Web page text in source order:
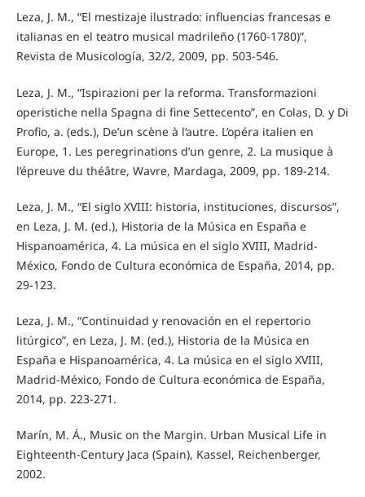
Leza, J. M., “El mestizaje ilustrado: influencias francesas e
italianas en el teatro musical madrileño (1760-1780)”,
Revista de Musicología, 32/2, 2009, pp. 503-546.
Leza, J. M., “Ispirazioni per la reforma. Transformazioni
operistiche nella Spagna di fine Settecento”, en Colas, D. y Di
Profio, a. (eds.), De’un scène à l’autre. L’opéra italien en
Europe, 1. Les peregrinations d’un genre, 2. La musique à
l’épreuve du théâtre, Wavre, Mardaga, 2009, pp. 189-214.
Leza, J. M., “El siglo XVIII: historia, instituciones, discursos”,
en Leza, J. M. (ed.), Historia de la Música en España e
Hispanoamérica, 4. La música en el siglo XVIII, Madrid-
México, Fondo de Cultura económica de España, 2014, pp.
29-123.
Leza, J. M., “Continuidad y renovación en el repertorio
litúrgico”, en Leza, J. M. (ed.), Historia de la Música en
España e Hispanoamérica, 4. La música en el siglo XVIII,
Madrid-México, Fondo de Cultura económica de España,
2014, pp. 223-271.
Marín, M. Á., Music on the Margin. Urban Musical Life in
Eighteenth-Century Jaca (Spain), Kassel, Reichenberger,
2002.